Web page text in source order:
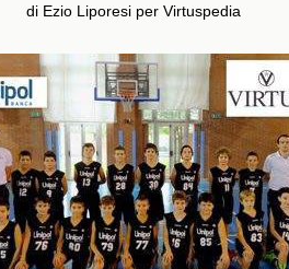
di Ezio Liporesi per Virtuspedia